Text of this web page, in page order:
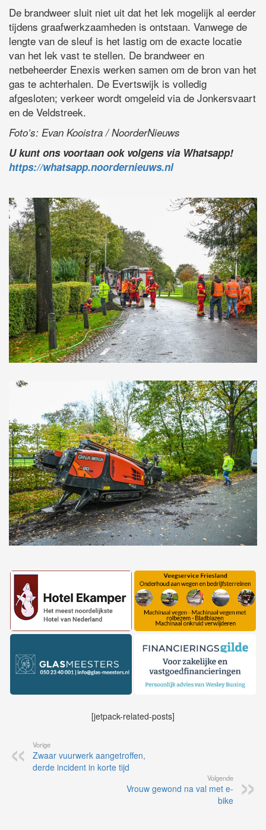
De brandweer sluit niet uit dat het lek mogelijk al eerder
tijdens graafwerkzaamheden is ontstaan. Vanwege de
lengte van de sleuf is het lastig om de exacte locatie
van het lek vast te stellen. De brandweer en
netbeheerder Enexis werken samen om de bron van het
gas te achterhalen. De Evertswijk is volledig
afgesloten; verkeer wordt omgeleid via de Jonkersvaart
en de Veldstreek.
Foto’s: Evan Kooistra / NoorderNieuws
U kunt ons voortaan ook volgens via Whatsapp!
https://whatsapp.noordernieuws.nl
[jetpack-related-posts]
Vorige
Zwaar vuurwerk aangetroffen,
derde incident in korte tijd
Volgende
Vrouw gewond na val met e-
bike